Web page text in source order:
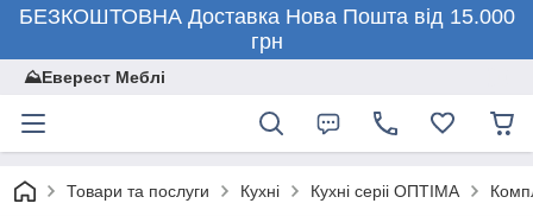
БЕЗКОШТОВНА Доставка Нова Пошта від 15.000
грн
⛰️Еверест Меблі
Товари та послуги Кухні Кухні серіі ОПТІМА